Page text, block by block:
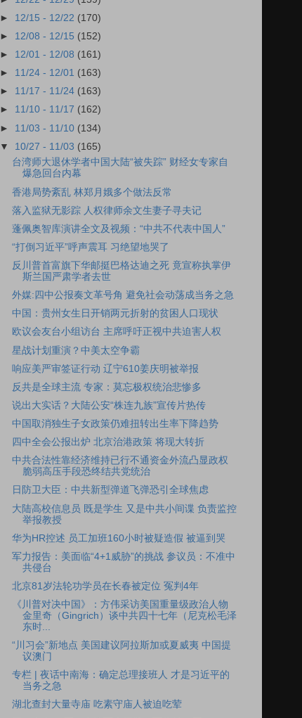
► 12/15 - 12/22 (170)
► 12/08 - 12/15 (152)
► 12/01 - 12/08 (161)
► 11/24 - 12/01 (163)
► 11/17 - 11/24 (163)
► 11/10 - 11/17 (162)
► 11/03 - 11/10 (134)
▼ 10/27 - 11/03 (165)
台湾师大退休学者中国大陆“被失踪” 财经女专家自
爆急回台内幕
香港局势紊乱 林郑月娥多个做法反常
落入监狱无影踪 人权律师余文生妻子寻夫记
蓬佩奥智库演讲全文及视频：“中共不代表中国人”
“打倒习近平”呼声震耳 习绝望地哭了
反川普首富旗下华邮挺巴格达迪之死 竟宣称执掌伊
斯兰国严肃学者去世
外媒:四中公报奏文革号角 避免社会动荡成当务之急
中国：贵州女生日开销两元折射的贫困人口现状
欧议会友台小组访台 主席呼吁正视中共迫害人权
星战计划重演？中美太空争霸
响应美严审签证行动 辽宁610姜庆明被举报
反共是全球主流 专家：莫忘极权统治悲惨多
说出大实话？大陆公安“株连九族”宣传片热传
中国取消独生子女政策仍难扭转出生率下降趋势
四中全会公报出炉 北京治港政策 将现大转折
中共合法性靠经济维持已行不通资金外流凸显政权
脆弱高压手段恐终结共党统治
日防卫大臣：中共新型弹道飞弹恐引全球焦虑
大陆高校信息员 既是学生 又是中共小间谍 负责监控
举报教授
华为HR控述 员工加班160小时被疑造假 被逼到哭
军力报告：美面临“4+1威胁”的挑战 参议员：不准中
共侵台
北京81岁法轮功学员在长春被定位 冤判4年
《川普对决中国》：方伟采访美国重量级政治人物
金里奇（Gingrich）谈中共四十七年（尼克松毛泽
东时...
“川习会”新地点 美国建议阿拉斯加或夏威夷 中国提
议澳门
专栏 | 夜话中南海：确定总理接班人 才是习近平的
当务之急
湖北查封大量寺庙 吃素守庙人被迫吃荤